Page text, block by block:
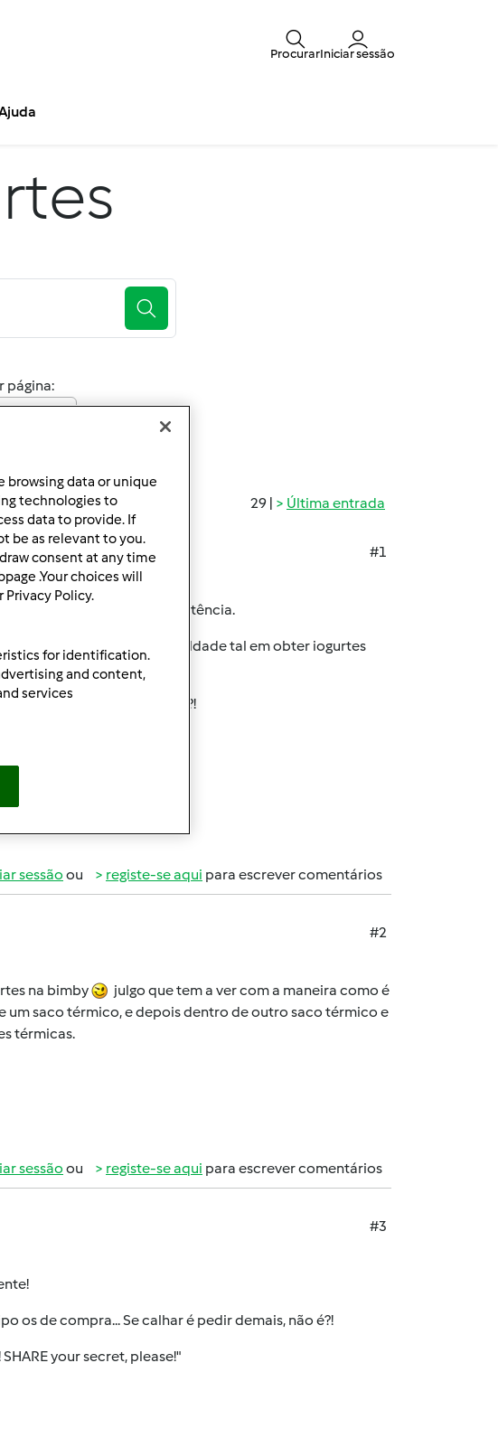
ProcurarIniciar sessão
página:
29 | Última entrada
#1
se prende com a sua consistência.
, tenho uma dificuldade tal em obter iogurtes
líquidos!
dar aqui uma mãozinha?!
sessão ou registe-se aqui para escrever comentários
#2
na bimby
julgo que tem a ver com a maneira como é
um saco térmico, e depois dentro de outro saco térmico e
térmicas.
sessão ou registe-se aqui para escrever comentários
#3
os de compra... Se calhar é pedir demais, não é?!
your secret, please!"
browsing data or unique
technologies to
data to provide. If
be as relevant to you.
consent at any time
.Your choices will
Policy.
for identification.
and content,
services